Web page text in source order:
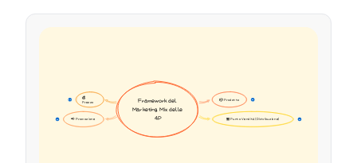
📦 Prodotto 16
💰
Prezzo
16
🏪 Punto Vendita (Distribuzione)
📢 Promozione
Framework del
Marketing Mix delle
4P